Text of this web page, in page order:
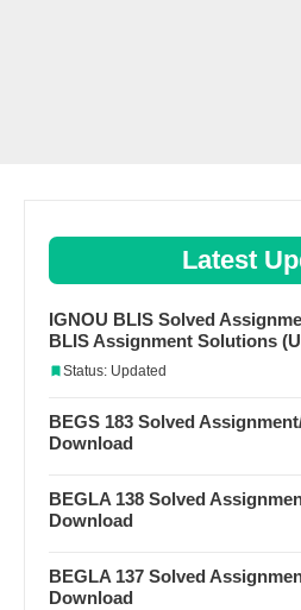
Latest
IGNOU BLIS Solved
BLIS Assignment Solutions
Status: Updated
BEGS 183 Solved
Download
BEGLA 138 Solved
Download
BEGLA 137 Solved
Download